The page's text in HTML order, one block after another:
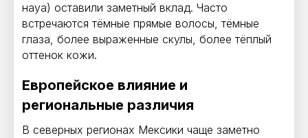
науа) оставили заметный вклад. Часто
встречаются тёмные прямые волосы, тёмные
глаза, более выраженные скулы, более тёплый
оттенок кожи.
Европейское влияние и
региональные различия
В северных регионах Мексики чаще заметно